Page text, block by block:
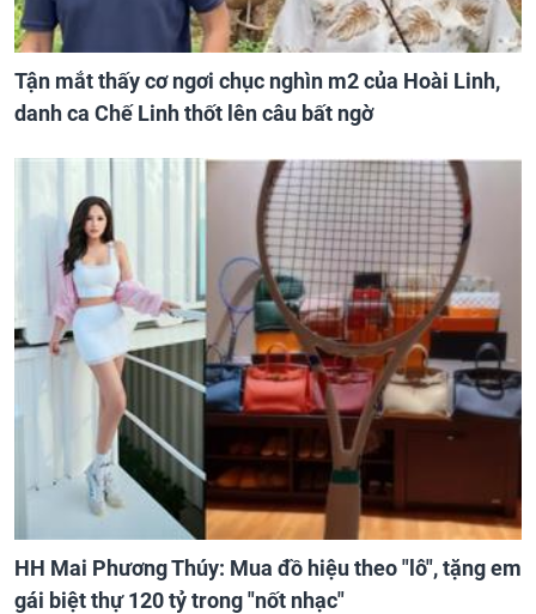
Tận mắt thấy cơ ngơi chục nghìn m2 của Hoài Linh,
danh ca Chế Linh thốt lên câu bất ngờ
HH Mai Phương Thúy: Mua đồ hiệu theo "lô", tặng em
gái biệt thự 120 tỷ trong "nốt nhạc"